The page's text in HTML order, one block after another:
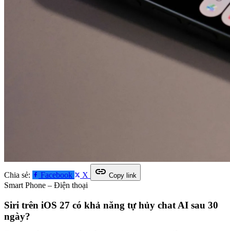
Chia sẻ: Facebook X link Copy link
Smart Phone – Điện thoại
Siri trên iOS 27 có khả năng tự hủy chat AI sau 30
ngày?